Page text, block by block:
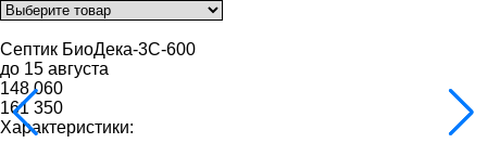
Септик БиоДека-3С-600
до 15 августа
148 060
161 350
Характеристики: